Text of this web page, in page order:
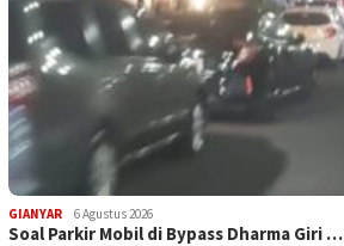
GIANYAR 6 Agustus 2026
Soal Parkir Mobil di Bypass Dharma Giri …